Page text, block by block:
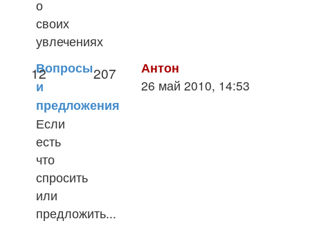
о
своих
увлечениях
Вопросы
и
предложения
Если
есть
что
спросить
или
предложить...
12 207 Антон
Перейти
26 май 2010, 14:53